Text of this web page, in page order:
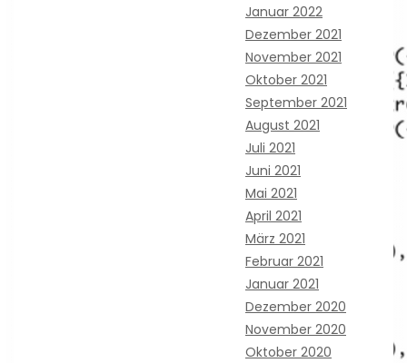
Januar 2022
Dezember 2021
November 2021
Oktober 2021
September 2021
August 2021
Juli 2021
Juni 2021
Mai 2021
April 2021
März 2021
Februar 2021
Januar 2021
Dezember 2020
November 2020
Oktober 2020